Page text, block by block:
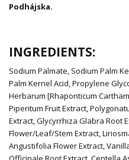
Podhájska.
INGREDIENTS:
Sodium Palmate, Sodium Palm
Palm Kernel Acid, Propylene
Herbarum [Rhaponticum
Piperitum Fruit Extract,
Extract, Glycyrrhiza Glabra Root
Flower/Leaf/Stem Extract,
Angustifolia Flower Extract,